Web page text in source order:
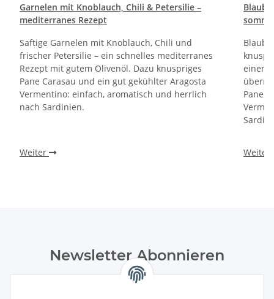
Garnelen mit Knoblauch, Chili & Petersilie –
mediterranes Rezept
Saftige Garnelen mit Knoblauch, Chili und
frischer Petersilie – ein schnelles mediterranes
Rezept mit gutem Olivenöl. Dazu knuspriges
Pane Carasau und ein gut gekühlter Aragosta
Vermentino: einfach, aromatisch und herrlich
nach Sardinien.
Weiter
einem
Pane
Weiter
Newsletter Abonnieren
Bitte senden Sie mir entsprechend Ihrer